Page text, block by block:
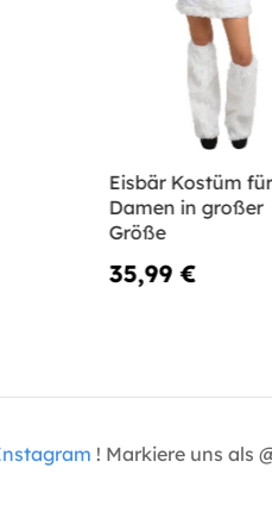
Eisbär Kostüm für
Damen in großer
Größe
35,99 €
! Markiere uns als